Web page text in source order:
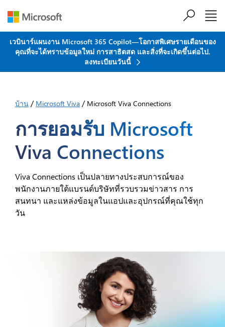
เวบินาร์แผนงาน Microsoft 365 Copilot—โอกาสพิเศษรายเดือนของ
คุณที่จะได้ทราบข้อมูลใหม่ การสาธิตสด และสิ่งที่จะเกิดขึ้นต่อไป.
ลงทะเบียนวันนี้
บ้าน / Microsoft Viva / Microsoft Viva Connections
การยอมรับ Microsoft
Viva Connections
Viva Connections เป็นปลายทางประสบการณ์ของ
พนักงานภายใต้แบรนด์บริษัทที่รวบรวมข่าวสาร การ
สนทนา และแหล่งข้อมูลในแอปและอุปกรณ์ที่คุณใช้ทุก
วัน